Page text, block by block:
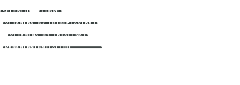
SELÉNIO
COBRE
VITAMINA B2 (RIBOFLAVINA)
VITAMINA B3 (NIACINA)
VITAMINA B5 (ÁCIDO PANTOTÉNICO)